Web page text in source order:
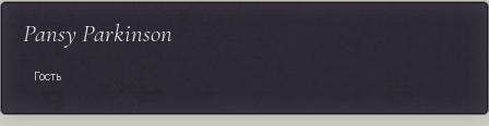
Pansy Parkinson
Гость